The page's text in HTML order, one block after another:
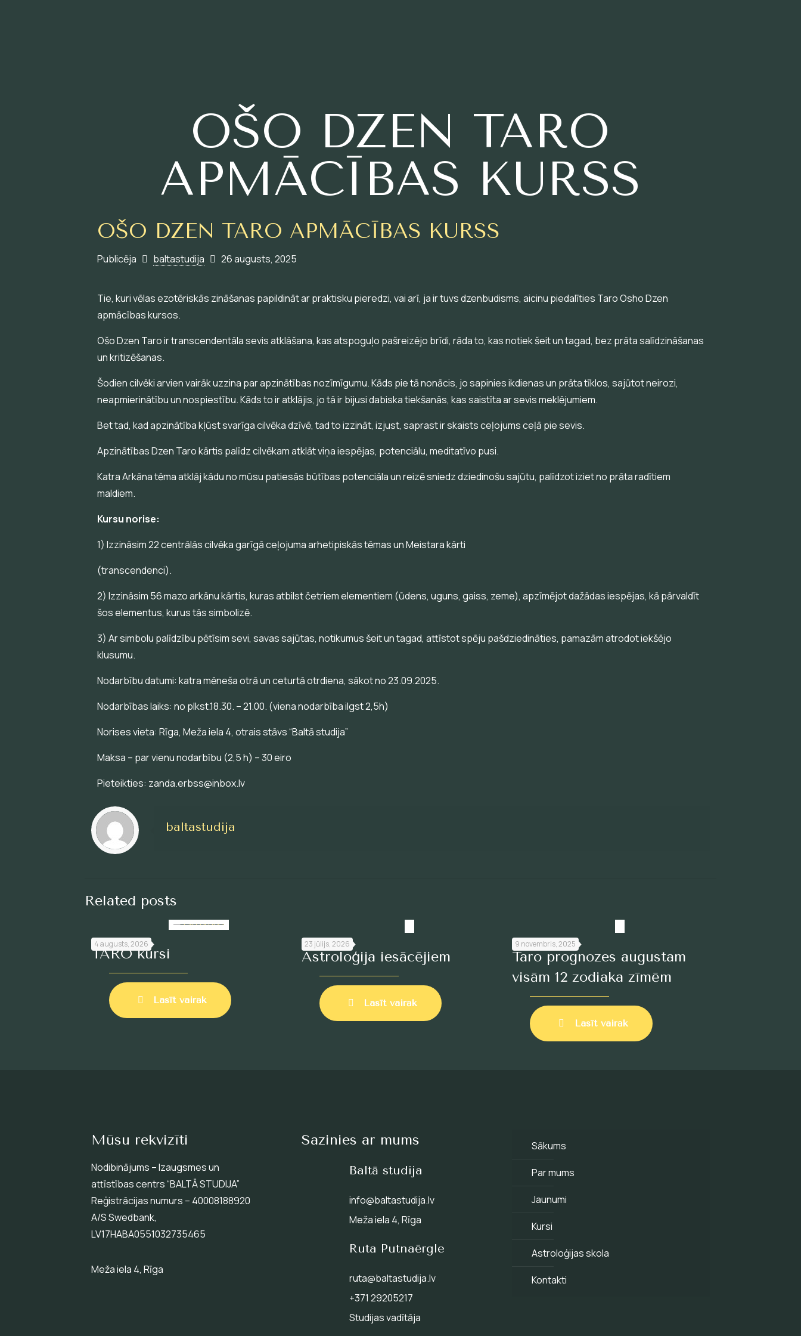
OŠO DZEN TARO
APMĀCĪBAS KURSS
OŠO DZEN TARO APMĀCĪBAS KURSS
Publicēja baltastudija 26 augusts, 2025
Tie, kuri vēlas ezotēriskās zināšanas papildināt ar praktisku pieredzi, vai arī, ja ir tuvs dzenbudisms, aicinu piedalīties Taro Osho Dzen
apmācības kursos.
Ošo Dzen Taro ir transcendentāla sevis atklāšana, kas atspoguļo pašreizējo brīdi, rāda to, kas notiek šeit un tagad, bez prāta salīdzināšanas
un kritizēšanas.
Šodien cilvēki arvien vairāk uzzina par apzinātības nozīmīgumu. Kāds pie tā nonācis, jo sapinies ikdienas un prāta tīklos, sajūtot neirozi,
neapmierinātību un nospiestību. Kāds to ir atklājis, jo tā ir bijusi dabiska tiekšanās, kas saistīta ar sevis meklējumiem.
Bet tad, kad apzinātība kļūst svarīga cilvēka dzīvē, tad to izzināt, izjust, saprast ir skaists ceļojums ceļā pie sevis.
Apzinātības Dzen Taro kārtis palīdz cilvēkam atklāt viņa iespējas, potenciālu, meditatīvo pusi.
Katra Arkāna tēma atklāj kādu no mūsu patiesās būtības potenciāla un reizē sniedz dziedinošu sajūtu, palīdzot iziet no prāta radītiem
maldiem.
Kursu norise:
1) Izzināsim 22 centrālās cilvēka garīgā ceļojuma arhetipiskās tēmas un Meistara kārti
(transcendenci).
2) Izzināsim 56 mazo arkānu kārtis, kuras atbilst četriem elementiem (ūdens, uguns, gaiss, zeme), apzīmējot dažādas iespējas, kā pārvaldīt
šos elementus, kurus tās simbolizē.
3) Ar simbolu palīdzību pētīsim sevi, savas sajūtas, notikumus šeit un tagad, attīstot spēju pašdziedināties, pamazām atrodot iekšējo
klusumu.
Nodarbību datumi: katra mēneša otrā un ceturtā otrdiena, sākot no 23.09.2025.
Nodarbības laiks: no plkst.18.30. – 21.00. (viena nodarbība ilgst 2,5h)
Norises vieta: Rīga, Meža iela 4, otrais stāvs “Baltā studija”
Maksa – par vienu nodarbību (2,5 h) – 30 eiro
Pieteikties: zanda.erbss@inbox.lv
baltastudija
Related posts
4 augusts, 2026
TARO kursi
Lasīt vairāk
23 jūlijs, 2026
Astroloģija iesācējiem
Lasīt vairāk
9 novembris, 2025
Taro prognozes augustam
visām 12 zodiaka zīmēm
Lasīt vairāk
Mūsu rekvizīti
Nodibinājums – Izaugsmes un
attīstības centrs “BALTĀ STUDIJA”
Reģistrācijas numurs – 40008188920
A/S Swedbank,
LV17HABA0551032735465
Meža iela 4, Rīga
Sazinies ar mums
Baltā studija
info@baltastudija.lv
Meža iela 4, Rīga
Ruta Putnaērgle
ruta@baltastudija.lv
+371 29205217
Studijas vadītāja
Sākums
Par mums
Jaunumi
Kursi
Astroloģijas skola
Kontakti